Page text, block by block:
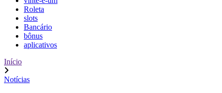
Roleta
slots
Bancário
bônus
aplicativos
Início
Notícias